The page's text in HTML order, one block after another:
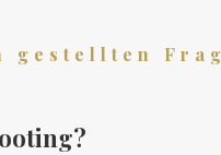
gestellten